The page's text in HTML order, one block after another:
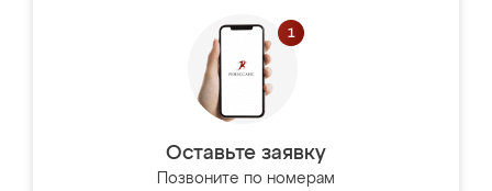
Оставьте заявку
Позвоните по номерам